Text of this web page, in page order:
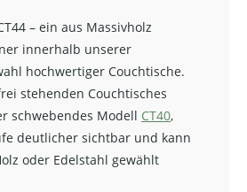
– ein aus Massivholz
innerhalb unserer
hochwertiger Couchtische.
stehenden Couchtisches
schwebendes Modell CT40,
deutlicher sichtbar und kann
oder Edelstahl gewählt